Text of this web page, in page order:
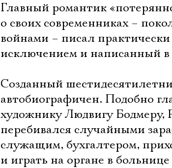
Главный романтик
о своих современниках –
войнами – писал
исключением и написанный
Созданный
автобиографичен. Подобно
художнику Людвигу Бодмеру,
перебивался случайными
служащим, бухгалтером,
и играть на органе в